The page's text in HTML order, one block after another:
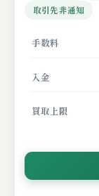
取引先非通知
手数料
入金
買取上限